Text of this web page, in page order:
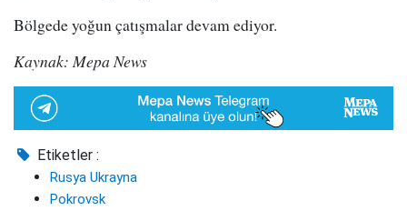
Bölgede yoğun çatışmalar devam ediyor.
Kaynak: Mepa News
Etiketler :
Rusya Ukrayna
Pokrovsk